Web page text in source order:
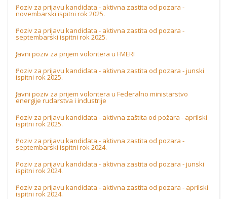
Poziv za prijavu kandidata - aktivna zastita od pozara -
novembarski ispitni rok 2025.
Poziv za prijavu kandidata - aktivna zastita od pozara -
septembarski ispitni rok 2025.
Javni poziv za prijem volontera u FMERI
Poziv za prijavu kandidata - aktivna zastita od pozara - junski
ispitni rok 2025.
Javni poziv za prijem volontera u Federalno ministarstvo
energije rudarstva i industrije
Poziv za prijavu kandidata - aktivna zaštita od požara - aprilski
ispitni rok 2025.
Poziv za prijavu kandidata - aktivna zastita od pozara -
septembarski ispitni rok 2024.
Poziv za prijavu kandidata - aktivna zastita od pozara - junski
ispitni rok 2024.
Poziv za prijavu kandidata - aktivna zastita od pozara - aprilski
ispitni rok 2024.